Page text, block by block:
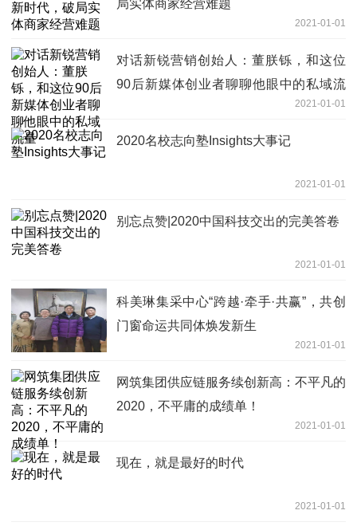
局实体商家经营难题
2021-01-01
对话新锐营销创始人：董朕铄，和这位
90后新媒体创业者聊聊他眼中的私域流
2021-01-01
2020名校志向塾Insights大事记
2021-01-01
别忘点赞|2020中国科技交出的完美答卷
2021-01-01
科美琳集采中心“跨越·牵手·共赢”，共创
门窗命运共同体焕发新生
2021-01-01
网筑集团供应链服务续创新高：不平凡的
2020，不平庸的成绩单！
2021-01-01
现在，就是最好的时代
2021-01-01